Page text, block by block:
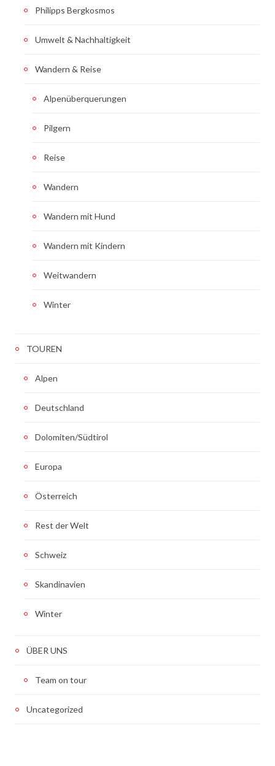
Philipps Bergkosmos
Umwelt & Nachhaltigkeit
Wandern & Reise
Alpenüberquerungen
Pilgern
Reise
Wandern
Wandern mit Hund
Wandern mit Kindern
Weitwandern
Winter
TOUREN
Alpen
Deutschland
Dolomiten/Südtirol
Europa
Österreich
Rest der Welt
Schweiz
Skandinavien
Winter
ÜBER UNS
Team on tour
Uncategorized